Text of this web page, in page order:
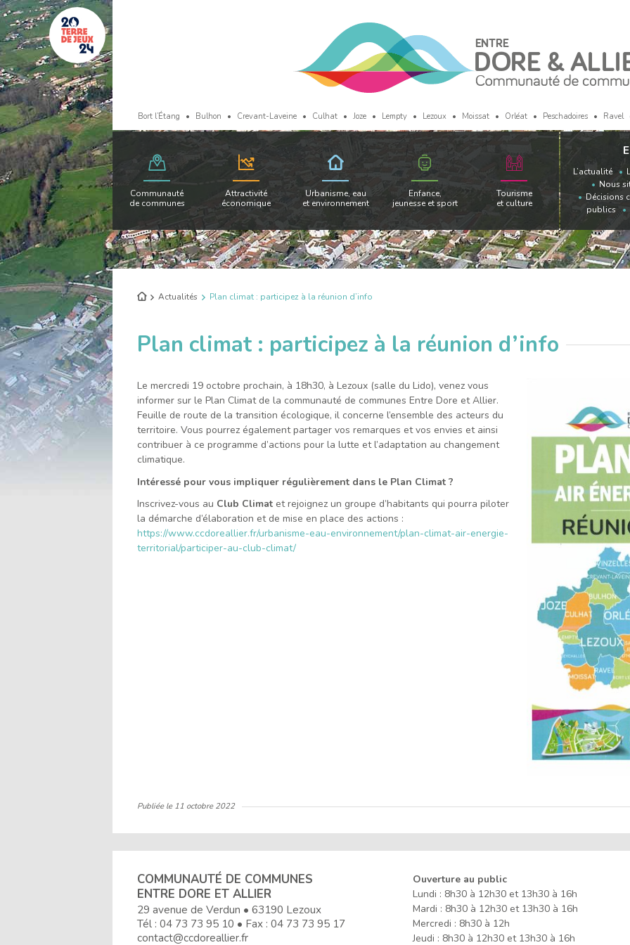
Bort l’Étang Bulhon Crevant-Laveine Culhat Joze Lempty Lezoux Moissat Orléat Peschadoires Ravel
Communauté
de communes
Attractivité
économique
Urbanisme, eau
et environnement
Enfance,
jeunesse et sport
Tourisme
et culture
L’actualité
Nous
Décisions
publics
Retour
Actualités Plan climat : participez à la réunion d’info
Plan climat : participez à la réunion d’info
Le mercredi 19 octobre prochain, à 18h30, à Lezoux (salle du Lido), venez vous
informer sur le Plan Climat de la communauté de communes Entre Dore et Allier.
Feuille de route de la transition écologique, il concerne l’ensemble des acteurs du
territoire. Vous pourrez également partager vos remarques et vos envies et ainsi
contribuer à ce programme d’actions pour la lutte et l’adaptation au changement
climatique.
Intéressé pour vous impliquer régulièrement dans le Plan Climat ?
Inscrivez-vous au Club Climat et rejoignez un groupe d’habitants qui pourra piloter
la démarche d’élaboration et de mise en place des actions :
https://www.ccdoreallier.fr/urbanisme-eau-environnement/plan-climat-air-energie-
territorial/participer-au-club-climat/
Publiée le11 octobre 2022
COMMUNAUTÉ DE COMMUNES
ENTRE DORE ET ALLIER
29 avenue de Verdun • 63190 Lezoux
Tél : 04 73 73 95 10 • Fax : 04 73 73 95 17
contact@ccdoreallier.fr
Ouverture au public
Lundi : 8h30 à 12h30 et 13h30 à 16h
Mardi : 8h30 à 12h30 et 13h30 à 16h
Mercredi : 8h30 à 12h
Jeudi : 8h30 à 12h30 et 13h30 à 16h